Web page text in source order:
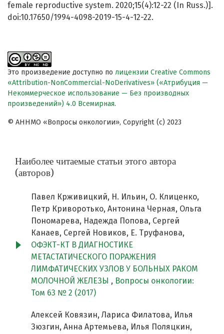
female reproductive system. 2020;15(4):12-22 (In Russ.)].
doi:10.17650/1994-4098-2019-15-4-12-22.
Это произведение доступно по лицензии Creative Commons
«Attribution-NonCommercial-NoDerivatives» («Атрибуция —
Некоммерческое использование — Без производных
произведений») 4.0 Всемирная.
© АННМО «Вопросы онкологии», Copyright (c) 2023
Наиболее читаемые статьи этого автора
(авторов)
Павел Крживицкий, Н. Ильин, О. Клиценко,
Петр Криворотько, Антонина Черная, Ольга
Пономарева, Надежда Попова, Сергей
Канаев, Сергей Новиков, Е. Труфанова,
ОФЭКТ-КТ В ДИАГНОСТИКЕ
МЕТАСТАТИЧЕСКОГО ПОРАЖЕНИЯ
ЛИМФАТИЧЕСКИХ УЗЛОВ У БОЛЬНЫХ РАКОМ
МОЛОЧНОЙ ЖЕЛЕЗЫ , Вопросы онкологии:
Том 63 № 2 (2017)
Алексей Ковязин, Лариса Филатова, Илья
Зюзгин, Анна Артемьева, Илья Поляцкин,